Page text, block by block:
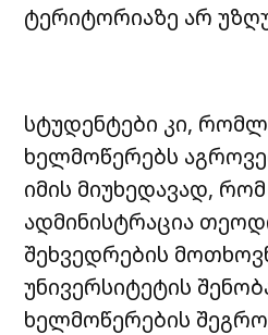
ტერიტორიაზე არ
სტუდენტები კი,
ხელმოწერებს
იმის მიუხედავად,
ადმინისტრაცია
შეხვედრების
უნივერსიტეტის
ხელმოწერების